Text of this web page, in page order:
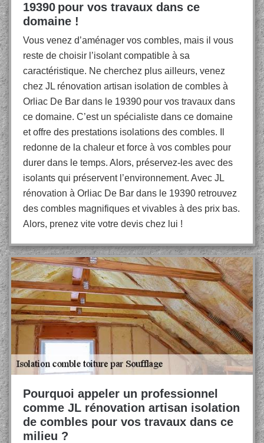
19390 pour vos travaux dans ce
domaine !
Vous venez d’aménager vos combles, mais il vous
reste de choisir l’isolant compatible à sa
caractéristique. Ne cherchez plus ailleurs, venez
chez JL rénovation artisan isolation de combles à
Orliac De Bar dans le 19390 pour vos travaux dans
ce domaine. C’est un spécialiste dans ce domaine
et offre des prestations isolations des combles. Il
redonne de la chaleur et force à vos combles pour
durer dans le temps. Alors, préservez-les avec des
isolants qui préservent l’environnement. Avec JL
rénovation à Orliac De Bar dans le 19390 retrouvez
des combles magnifiques et vivables à des prix bas.
Alors, prenez vite votre devis chez lui !
Pourquoi appeler un professionnel
comme JL rénovation artisan isolation
de combles pour vos travaux dans ce
milieu ?